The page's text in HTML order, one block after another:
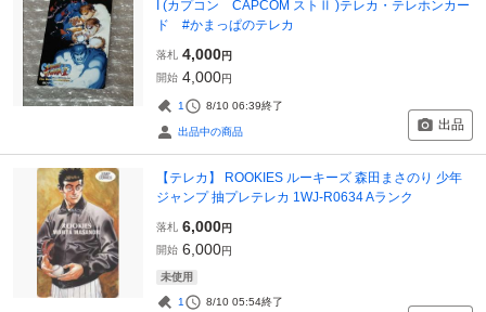
I (カプコン CAPCOM ストⅡ )テレカ・テレホンカー
ド #かまっぱのテレカ
落札 4,000円
開始 4,000円
1 8/10 06:39終了
出品中の商品 出品
【テレカ】 ROOKIES ルーキーズ 森田まさのり 少年
ジャンプ 抽プレテレカ 1WJ-R0634 Aランク
落札 6,000円
開始 6,000円
未使用
1 8/10 05:54終了